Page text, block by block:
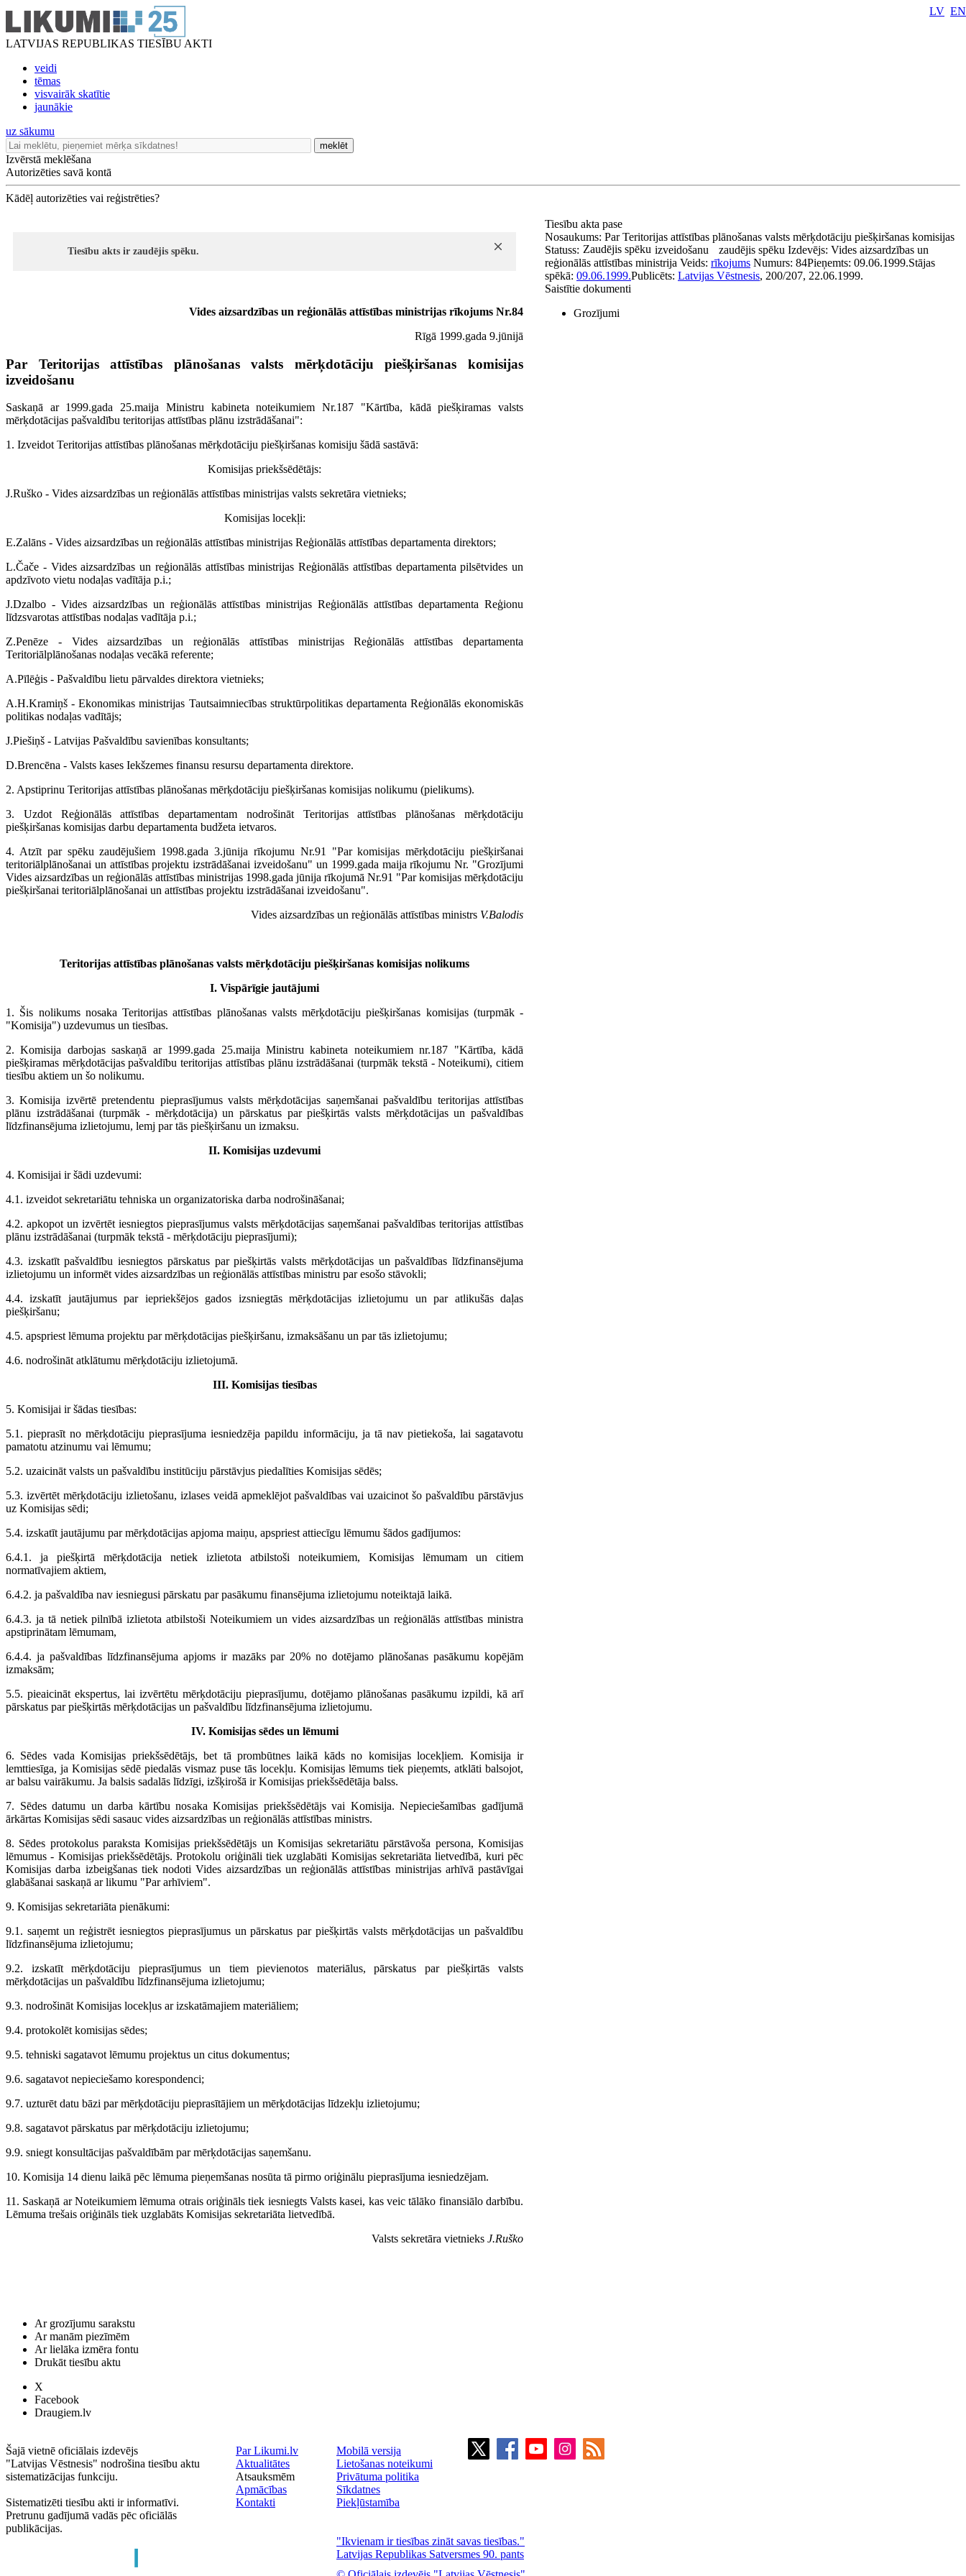
LATVIJAS REPUBLIKAS TIESĪBU AKTI
veidi
tēmas
visvairāk skatītie
jaunākie
LV EN
uz sākumu
meklēt
Izvērstā meklēšana
Autorizēties savā kontā
Kādēļ autorizēties vai reģistrēties?
Tiesību akts ir zaudējis spēku.
Vides aizsardzības un reģionālās attīstības ministrijas rīkojums Nr.84
Rīgā 1999.gada 9.jūnijā
Par Teritorijas attīstības plānošanas valsts mērķdotāciju piešķiršanas komisijas
izveidošanu
Saskaņā ar 1999.gada 25.maija Ministru kabineta noteikumiem Nr.187 "Kārtība, kādā piešķiramas valsts
mērķdotācijas pašvaldību teritorijas attīstības plānu izstrādāšanai":
1. Izveidot Teritorijas attīstības plānošanas mērķdotāciju piešķiršanas komisiju šādā sastāvā:
Komisijas priekšsēdētājs:
J.Ruško - Vides aizsardzības un reģionālās attīstības ministrijas valsts sekretāra vietnieks;
Komisijas locekļi:
E.Zalāns - Vides aizsardzības un reģionālās attīstības ministrijas Reģionālās attīstības departamenta direktors;
L.Čače - Vides aizsardzības un reģionālās attīstības ministrijas Reģionālās attīstības departamenta pilsētvides un
apdzīvoto vietu nodaļas vadītāja p.i.;
J.Dzalbo - Vides aizsardzības un reģionālās attīstības ministrijas Reģionālās attīstības departamenta Reģionu
līdzsvarotas attīstības nodaļas vadītāja p.i.;
Z.Penēze - Vides aizsardzības un reģionālās attīstības ministrijas Reģionālās attīstības departamenta
Teritoriālplānošanas nodaļas vecākā referente;
A.Pīlēģis - Pašvaldību lietu pārvaldes direktora vietnieks;
A.H.Kramiņš - Ekonomikas ministrijas Tautsaimniecības struktūrpolitikas departamenta Reģionālās ekonomiskās
politikas nodaļas vadītājs;
J.Piešiņš - Latvijas Pašvaldību savienības konsultants;
D.Brencēna - Valsts kases Iekšzemes finansu resursu departamenta direktore.
2. Apstiprinu Teritorijas attīstības plānošanas mērķdotāciju piešķiršanas komisijas nolikumu (pielikums).
3. Uzdot Reģionālās attīstības departamentam nodrošināt Teritorijas attīstības plānošanas mērķdotāciju
piešķiršanas komisijas darbu departamenta budžeta ietvaros.
4. Atzīt par spēku zaudējušiem 1998.gada 3.jūnija rīkojumu Nr.91 "Par komisijas mērķdotāciju piešķiršanai
teritoriālplānošanai un attīstības projektu izstrādāšanai izveidošanu" un 1999.gada maija rīkojumu Nr. "Grozījumi
Vides aizsardzības un reģionālās attīstības ministrijas 1998.gada jūnija rīkojumā Nr.91 "Par komisijas mērķdotāciju
piešķiršanai teritoriālplānošanai un attīstības projektu izstrādāšanai izveidošanu".
Vides aizsardzības un reģionālās attīstības ministrs V.Balodis
Teritorijas attīstības plānošanas valsts mērķdotāciju piešķiršanas komisijas nolikums
I. Vispārīgie jautājumi
1. Šis nolikums nosaka Teritorijas attīstības plānošanas valsts mērķdotāciju piešķiršanas komisijas (turpmāk -
"Komisija") uzdevumus un tiesības.
2. Komisija darbojas saskaņā ar 1999.gada 25.maija Ministru kabineta noteikumiem nr.187 "Kārtība, kādā
piešķiramas mērķdotācijas pašvaldību teritorijas attīstības plānu izstrādāšanai (turpmāk tekstā - Noteikumi), citiem
tiesību aktiem un šo nolikumu.
3. Komisija izvērtē pretendentu pieprasījumus valsts mērķdotācijas saņemšanai pašvaldību teritorijas attīstības
plānu izstrādāšanai (turpmāk - mērķdotācija) un pārskatus par piešķirtās valsts mērķdotācijas un pašvaldības
līdzfinansējuma izlietojumu, lemj par tās piešķiršanu un izmaksu.
II. Komisijas uzdevumi
4. Komisijai ir šādi uzdevumi:
4.1. izveidot sekretariātu tehniska un organizatoriska darba nodrošināšanai;
4.2. apkopot un izvērtēt iesniegtos pieprasījumus valsts mērķdotācijas saņemšanai pašvaldības teritorijas attīstības
plānu izstrādāšanai (turpmāk tekstā - mērķdotāciju pieprasījumi);
4.3. izskatīt pašvaldību iesniegtos pārskatus par piešķirtās valsts mērķdotācijas un pašvaldības līdzfinansējuma
izlietojumu un informēt vides aizsardzības un reģionālās attīstības ministru par esošo stāvokli;
4.4. izskatīt jautājumus par iepriekšējos gados izsniegtās mērķdotācijas izlietojumu un par atlikušās daļas
piešķiršanu;
4.5. apspriest lēmuma projektu par mērķdotācijas piešķiršanu, izmaksāšanu un par tās izlietojumu;
4.6. nodrošināt atklātumu mērķdotāciju izlietojumā.
III. Komisijas tiesības
5. Komisijai ir šādas tiesības:
5.1. pieprasīt no mērķdotāciju pieprasījuma iesniedzēja papildu informāciju, ja tā nav pietiekoša, lai sagatavotu
pamatotu atzinumu vai lēmumu;
5.2. uzaicināt valsts un pašvaldību institūciju pārstāvjus piedalīties Komisijas sēdēs;
5.3. izvērtēt mērķdotāciju izlietošanu, izlases veidā apmeklējot pašvaldības vai uzaicinot šo pašvaldību pārstāvjus
uz Komisijas sēdi;
5.4. izskatīt jautājumu par mērķdotācijas apjoma maiņu, apspriest attiecīgu lēmumu šādos gadījumos:
6.4.1. ja piešķirtā mērķdotācija netiek izlietota atbilstoši noteikumiem, Komisijas lēmumam un citiem
normatīvajiem aktiem,
6.4.2. ja pašvaldība nav iesniegusi pārskatu par pasākumu finansējuma izlietojumu noteiktajā laikā.
6.4.3. ja tā netiek pilnībā izlietota atbilstoši Noteikumiem un vides aizsardzības un reģionālās attīstības ministra
apstiprinātam lēmumam,
6.4.4. ja pašvaldības līdzfinansējuma apjoms ir mazāks par 20% no dotējamo plānošanas pasākumu kopējām
izmaksām;
5.5. pieaicināt ekspertus, lai izvērtētu mērķdotāciju pieprasījumu, dotējamo plānošanas pasākumu izpildi, kā arī
pārskatus par piešķirtās mērķdotācijas un pašvaldību līdzfinansējuma izlietojumu.
IV. Komisijas sēdes un lēmumi
6. Sēdes vada Komisijas priekšsēdētājs, bet tā prombūtnes laikā kāds no komisijas locekļiem. Komisija ir
lemttiesīga, ja Komisijas sēdē piedalās vismaz puse tās locekļu. Komisijas lēmums tiek pieņemts, atklāti balsojot,
ar balsu vairākumu. Ja balsis sadalās līdzīgi, izšķirošā ir Komisijas priekšsēdētāja balss.
7. Sēdes datumu un darba kārtību nosaka Komisijas priekšsēdētājs vai Komisija. Nepieciešamības gadījumā
ārkārtas Komisijas sēdi sasauc vides aizsardzības un reģionālās attīstības ministrs.
8. Sēdes protokolus paraksta Komisijas priekšsēdētājs un Komisijas sekretariātu pārstāvoša persona, Komisijas
lēmumus - Komisijas priekšsēdētājs. Protokolu oriģināli tiek uzglabāti Komisijas sekretariāta lietvedībā, kuri pēc
Komisijas darba izbeigšanas tiek nodoti Vides aizsardzības un reģionālās attīstības ministrijas arhīvā pastāvīgai
glabāšanai saskaņā ar likumu "Par arhīviem".
9. Komisijas sekretariāta pienākumi:
9.1. saņemt un reģistrēt iesniegtos pieprasījumus un pārskatus par piešķirtās valsts mērķdotācijas un pašvaldību
līdzfinansējuma izlietojumu;
9.2. izskatīt mērķdotāciju pieprasījumus un tiem pievienotos materiālus, pārskatus par piešķirtās valsts
mērķdotācijas un pašvaldību līdzfinansējuma izlietojumu;
9.3. nodrošināt Komisijas locekļus ar izskatāmajiem materiāliem;
9.4. protokolēt komisijas sēdes;
9.5. tehniski sagatavot lēmumu projektus un citus dokumentus;
9.6. sagatavot nepieciešamo korespondenci;
9.7. uzturēt datu bāzi par mērķdotāciju pieprasītājiem un mērķdotācijas līdzekļu izlietojumu;
9.8. sagatavot pārskatus par mērķdotāciju izlietojumu;
9.9. sniegt konsultācijas pašvaldībām par mērķdotācijas saņemšanu.
10. Komisija 14 dienu laikā pēc lēmuma pieņemšanas nosūta tā pirmo oriģinālu pieprasījuma iesniedzējam.
11. Saskaņā ar Noteikumiem lēmuma otrais oriģināls tiek iesniegts Valsts kasei, kas veic tālāko finansiālo darbību.
Lēmuma trešais oriģināls tiek uzglabāts Komisijas sekretariāta lietvedībā.
Valsts sekretāra vietnieks J.Ruško
Tiesību akta pase
Nosaukums: Par Teritorijas attīstības plānošanas valsts mērķdotāciju piešķiršanas komisijas
izveidošanu
Statuss: Zaudējis spēku zaudējis spēku Izdevējs: Vides aizsardzības un
reģionālās attīstības ministrija Veids: rīkojums Numurs: 84Pieņemts: 09.06.1999.Stājas
spēkā: 09.06.1999.Publicēts: Latvijas Vēstnesis, 200/207, 22.06.1999.
Saistītie dokumenti
Grozījumi
Ar grozījumu sarakstu
Ar manām piezīmēm
Ar lielāka izmēra fontu
Drukāt tiesību aktu
X
Facebook
Draugiem.lv
Šajā vietnē oficiālais izdevējs
"Latvijas Vēstnesis" nodrošina tiesību aktu
sistematizācijas funkciju.
Sistematizēti tiesību akti ir informatīvi.
Pretrunu gadījumā vadās pēc oficiālās
publikācijas.
Par Likumi.lv
Aktualitātes
Atsauksmēm
Apmācības
Kontakti
Mobilā versija
Lietošanas noteikumi
Privātuma politika
Sīkdatnes
Piekļūstamība
"Ikvienam ir tiesības zināt savas tiesības."
Latvijas Republikas Satversmes 90. pants